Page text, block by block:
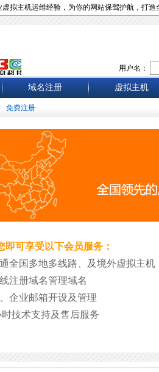
虚拟主机运维经验，为你的网站保驾护航，打造
用户名：
域名注册 虚拟主机
免费注册
即可享受以下会员服务：
全国多地多线路、及境外虚拟主机
注册域名管理域名
企业邮箱开设及管理
时技术支持及售后服务